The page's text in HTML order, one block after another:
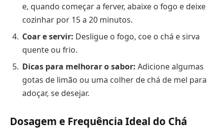
e, quando começar a ferver, abaixe o fogo e deixe
cozinhar por 15 a 20 minutos.
Coar e servir: Desligue o fogo, coe o chá e sirva
quente ou frio.
Dicas para melhorar o sabor: Adicione algumas
gotas de limão ou uma colher de chá de mel para
adoçar, se desejar.
Dosagem e Frequência Ideal do Chá